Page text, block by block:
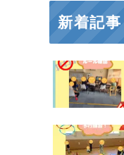
新着記事